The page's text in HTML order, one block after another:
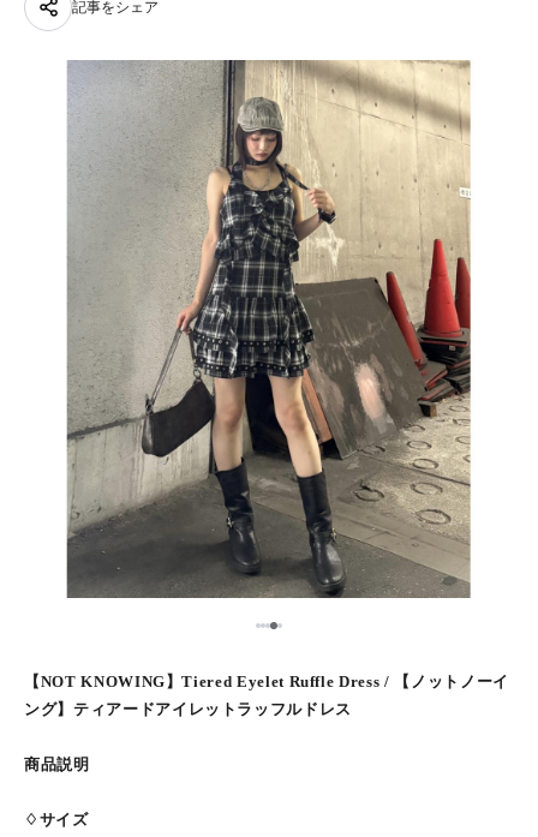
記事をシェア
1234
【NOT KNOWING】Tiered Eyelet Ruffle Dress / 【ノットノーイ
ング】ティアードアイレットラッフルドレス
商品説明
♢サイズ